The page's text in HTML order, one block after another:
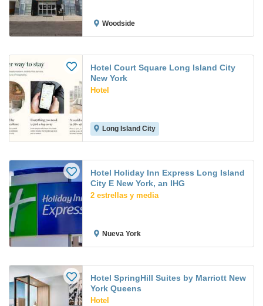
Woodside
Hotel Court Square Long Island City
New York
Hotel
Long Island City
Hotel Holiday Inn Express Long Island
City E New York, an IHG
2 estrellas y media
Nueva York
Hotel SpringHill Suites by Marriott New
York Queens
Hotel